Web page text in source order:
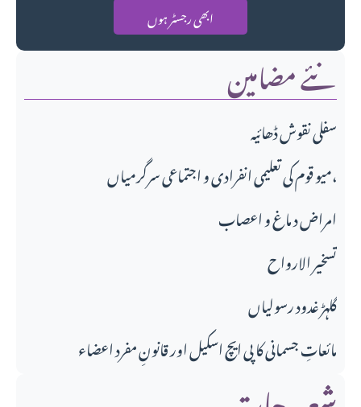
ابھی رجسٹر ہوں
نئے مضامین
سفلی نقوش ڈھائیہ
میو قوم کی تعلیمی انفرادی و اجتماعی سرگرمیاں،
امراض د ماغ و اعصاب
تسخير الارواح
گلہڑ غدود رسولیاں
مائعاتِ جسمانی کا پی ایچ اسکیل اور قانونِ مفرد اعضاء